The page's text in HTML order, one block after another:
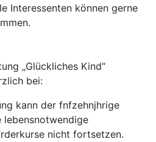
Interessenten können gerne
„Glückliches Kind“
bei:
kann der fnfzehnjhrige
lebensnotwendige
nicht fortsetzen.